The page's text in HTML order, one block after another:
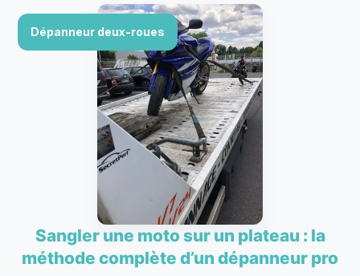
Dépanneur deux-roues
Sangler une moto sur un plateau : la
méthode complète d’un dépanneur pro